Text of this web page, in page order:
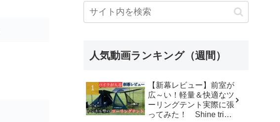
人気動画ランキング（週間）
【新幕レビュー】前室が
広～い！軽量＆快適なツ
ーリングテント実際に張
ってみた！ Shine trip